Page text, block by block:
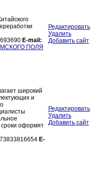
E-mail:
ПОЛЯ
Редактировать
Удалить
Добавить сайт
широкий
и
оформят
E-
Редактировать
Удалить
Добавить сайт